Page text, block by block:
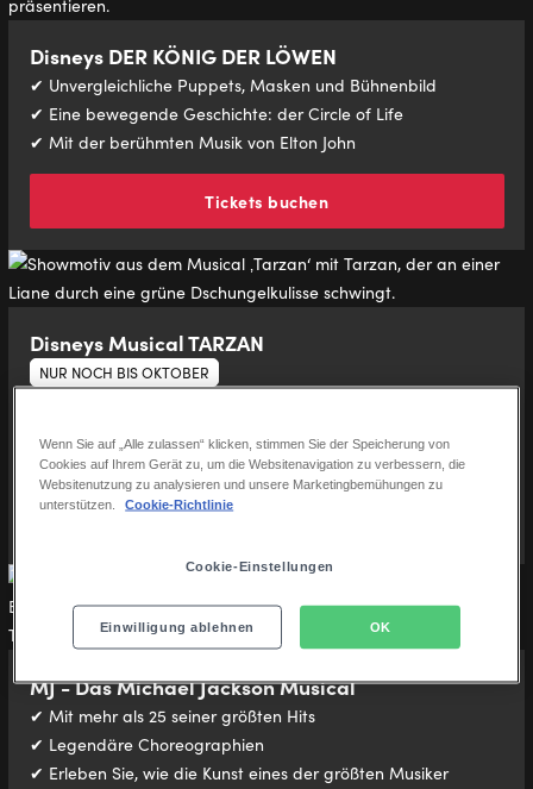
Disneys DER KÖNIG DER LÖWEN
✔ Unvergleichliche Puppets, Masken und Bühnenbild
✔ Eine bewegende Geschichte: der Circle of Life
✔ Mit der berühmten Musik von Elton John
Tickets buchen
Disneys Musical TARZAN
NUR NOCH BIS OKTOBER
✔ Mit der Musik von Weltstar Phil Collins
Tickets buchen
MJ - Das Michael Jackson Musical
✔ Mit mehr als 25 seiner größten Hits
✔ Legendäre Choreographien
✔ Erleben Sie, wie die Kunst eines der größten Musiker
Wenn Sie auf „Alle zulassen“ klicken, stimmen Sie der Speicherung von
Cookies auf Ihrem Gerät zu, um die Websitenavigation zu verbessern, die
Websitenutzung zu analysieren und unsere Marketingbemühungen zu
unterstützen.
Cookie-Richtlinie
Cookie-Einstellungen
Einwilligung ablehnen OK